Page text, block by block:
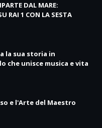
DAL MARE:
RAI 1 CON LA SESTA
la sua storia in
che unisce musica e vita
e l'Arte del Maestro